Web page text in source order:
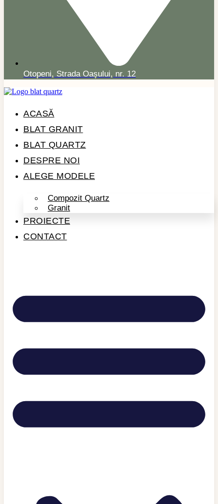
Otopeni, Strada Oașului, nr. 12
ACASĂ
BLAT GRANIT
BLAT QUARTZ
DESPRE NOI
ALEGE MODELE
Compozit Quartz
Granit
PROIECTE
CONTACT